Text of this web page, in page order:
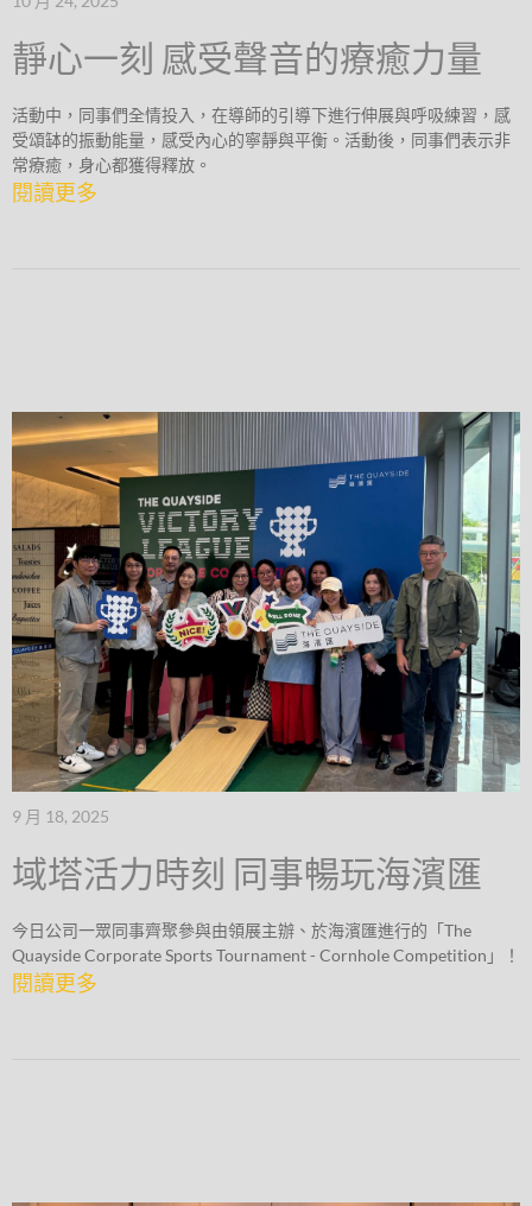
靜心一刻 感受聲音的療癒力量
活動中，同事們全情投入，在導師的引導下進行伸展與呼吸練習，感
受頌缽的振動能量，感受內心的寧靜與平衡。活動後，同事們表示非
常療癒，身心都獲得釋放。
閱讀更多
9 月 18, 2025
域塔活力時刻 同事暢玩海濱匯
今日公司一眾同事齊聚參與由領展主辦、於海濱匯進行的「The
Quayside Corporate Sports Tournament - Cornhole Competition」！
閱讀更多